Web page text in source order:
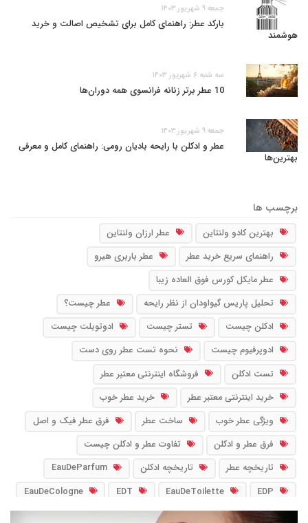
جمعه ۹ شهریور ۱۴۰۳
بارکد عطر: راهنمای کامل برای تشخیص اصالت و خرید
هوشمند
سه شنبه ۶ شهریور ۱۴۰۳
10 عطر برتر زنانه فرانسوی همه دوران‌ها
جمعه ۹ شهریور ۱۴۰۳
عطر و ادکلن با رایحه بادیان رومی: راهنمای کامل و معرفی
بهترین‌ها
برچسب ها
بهترین کادو ولنتاین
عطر ارزان ولنتاین
راهنمای سریع خرید عطر
عطر باربری هیرو
عطر مایکل کورس فوق العاده زیبا
تحلیل پاریس گیواودان از نظر رایحه
عطر چیست؟
ادکلن چیست
تستر چیست
ادوتویلت چیست
ادوپرفیوم چیست
نحوه تست عطر روی دست
تست ادکلن
فروشگاه اینترنتی معتبر عطر
خرید اینترنتی معتبر عطر
خرید عطر خوب
ویژگی عطر خوب
ساخت عطر
فرق عطر فیک و اصل
فرق عطر و ادکلن
تفاوت عطر و ادکلن چیست
تاریخچه عطر
تاریخچه ادکلن
EauDeParfum
EDP
EauDeToilette
EDT
EauDeCologne
EDC
PourHomme
PourFemme